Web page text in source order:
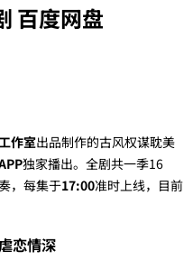
百度网盘
作室‌出品制作的古风权谋耽美
‌独家播出。全剧共一季16
，每集于‌17:00‌准时上线，目前
恋情深